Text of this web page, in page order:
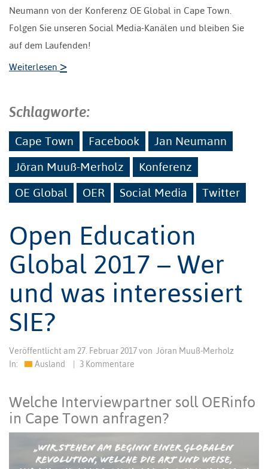
Neumann von der Konferenz OE Global in Cape Town.
Folgen Sie unseren Social Media-Kanälen und bleiben Sie
auf dem Laufenden!
Weiterlesen >
Schlagworte:
Cape Town Facebook
Jan Neumann
Jöran Muuß-Merholz
Konferenz
OE Global
OER Social Media Twitter
Open Education
Global 2017 – Wer
und was interessiert
SIE?
Veröffentlicht am 27. Februar 2017von Jöran Muuß-Merholz
In:
Ausland 3 Kommentare
Welche Interviewpartner soll OERinfo
in Cape Town anfragen?